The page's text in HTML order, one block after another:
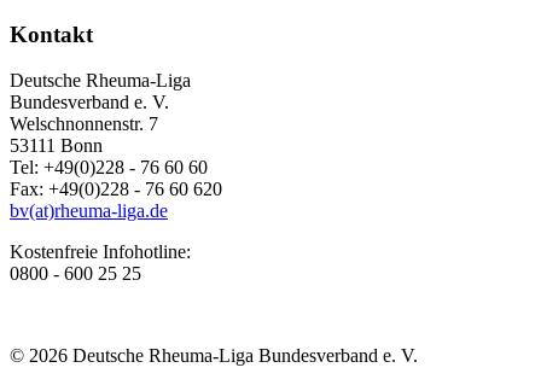
Kontakt
Deutsche Rheuma-Liga
Bundesverband e. V.
Welschnonnenstr. 7
53111 Bonn
Tel: +49(0)228 - 76 60 60
Fax: +49(0)228 - 76 60 620
bv(at)rheuma-liga.de
Kostenfreie Infohotline:
0800 - 600 25 25
© 2026 Deutsche Rheuma-Liga Bundesverband e. V.